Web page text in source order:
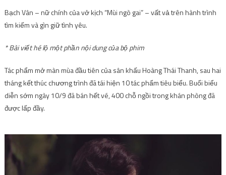
Bạch Vân – nữ chính của vở kịch “Mùi ngò gai” – vất vả trên hành trình
tìm kiếm và gìn giữ tình yêu.
* Bài viết hé lộ một phần nội dung của bộ phim
Tác phẩm mở màn mùa đầu tiên của sân khấu Hoàng Thái Thanh, sau hai
tháng kết thúc chương trình đã tái hiện 10 tác phẩm tiêu biểu. Buổi biểu
diễn sớm ngày 10/9 đã bán hết vé, 400 chỗ ngồi trong khán phòng đã
được lấp đầy.